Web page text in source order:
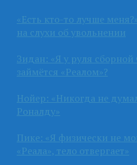
«Есть кто-то лучше
на слухи об увольнении
Зидан: «Я у руля
займётся «Реалом»?
Нойер: «Никогда не
Роналду»
Пике: «Я физически не
«Реала», тело отвергает»